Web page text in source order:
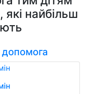
які найбільш
допомога